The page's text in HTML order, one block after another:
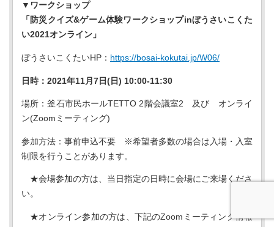
▼ワークショップ
「防災クイズ&ゲーム体験ワークショップinぼうさいこくた
い2021オンライン」
ぼうさいこくたいHP： https://bosai-kokutai.jp/W06/
日時：2021年11月7日(日) 10:00-11:30
場所：釜石市民ホールTETTO 2階会議室2 及び オンライ
ン(Zoomミーティング)
参加方法：事前申込不要 ※希望者多数の場合は入場・入室
制限を行うことがあります。
★会場参加の方は、当日指定の日時に会場にご来場くださ
い。
★オンライン参加の方は、下記のZoomミーティング情報